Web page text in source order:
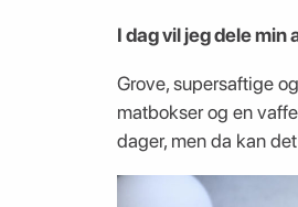
I dag vil jeg dele
Grove, supersaftige
matbokser og en
dager, men da kan